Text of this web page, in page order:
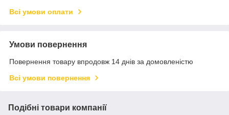
Всі умови оплати
Умови повернення
Повернення товару впродовж 14 днів за домовленістю
Всі умови повернення
Подібні товари компанії